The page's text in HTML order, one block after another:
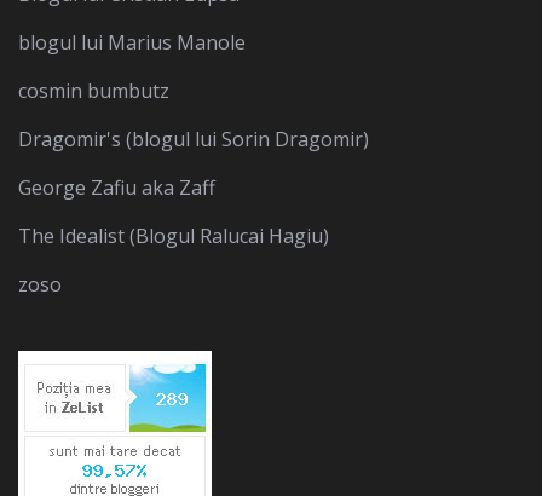
blogul lui Marius Manole
cosmin bumbutz
Dragomir's (blogul lui Sorin Dragomir)
George Zafiu aka Zaff
The Idealist (Blogul Ralucai Hagiu)
zoso